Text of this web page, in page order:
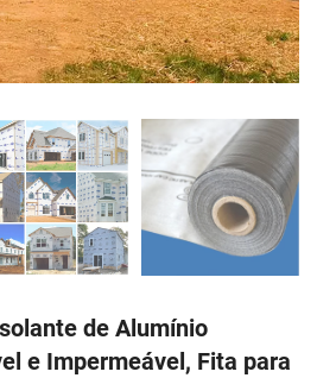
de Alumínio
e Impermeável, Fita para